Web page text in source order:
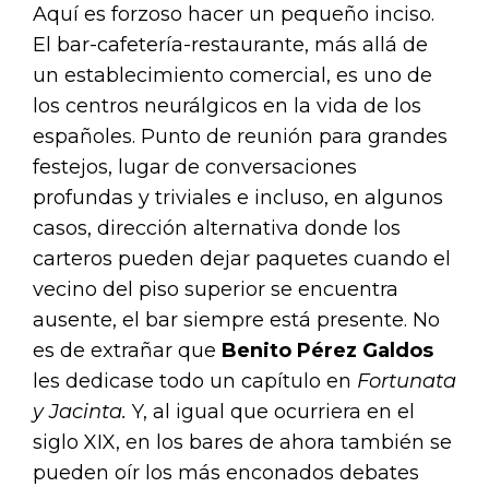
Aquí es forzoso hacer un pequeño inciso.
El bar-cafetería-restaurante, más allá de
un establecimiento comercial, es uno de
los centros neurálgicos en la vida de los
españoles. Punto de reunión para grandes
festejos, lugar de conversaciones
profundas y triviales e incluso, en algunos
casos, dirección alternativa donde los
carteros pueden dejar paquetes cuando el
vecino del piso superior se encuentra
ausente, el bar siempre está presente. No
es de extrañar que Benito Pérez Galdos
les dedicase todo un capítulo en Fortunata
y Jacinta. Y, al igual que ocurriera en el
siglo XIX, en los bares de ahora también se
pueden oír los más enconados debates